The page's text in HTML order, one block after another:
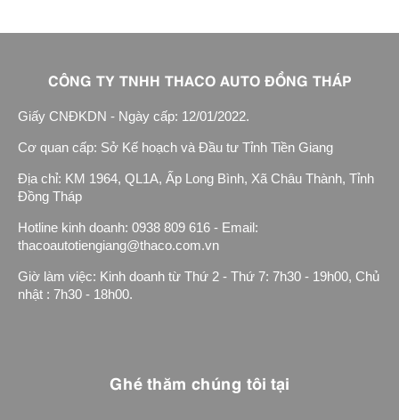
CÔNG TY TNHH THACO AUTO ĐỒNG THÁP
Giấy CNĐKDN - Ngày cấp: 12/01/2022.
Cơ quan cấp: Sở Kế hoạch và Đầu tư Tỉnh Tiền Giang
Địa chỉ: KM 1964, QL1A, Ấp Long Bình, Xã Châu Thành, Tỉnh
Đồng Tháp
Hotline kinh doanh: 0938 809 616 - Email:
thacoautotiengiang@thaco.com.vn
Giờ làm việc: Kinh doanh từ Thứ 2 - Thứ 7: 7h30 - 19h00, Chủ
nhật : 7h30 - 18h00.
Ghé thăm chúng tôi tại